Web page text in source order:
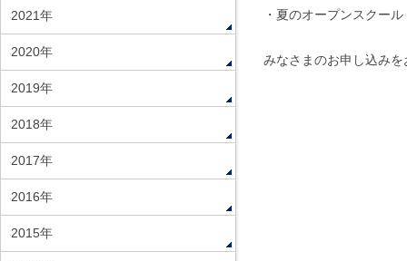
・夏のオープンスクー
みなさまのお申し込み
2021年
2020年
2019年
2018年
2017年
2016年
2015年